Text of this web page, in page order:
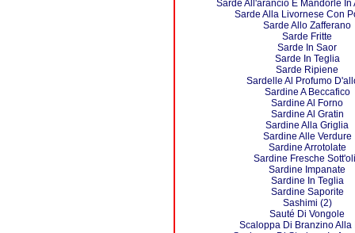
Sarde All'arancio E Mandorle In
Sarde Alla Livornese Con
Sarde Allo Zafferano
Sarde Fritte
Sarde In Saor
Sarde In Teglia
Sarde Ripiene
Sardelle Al Profumo
Sardine A Beccafico
Sardine Al Forno
Sardine Al Gratin
Sardine Alla Griglia
Sardine Alle Verdure
Sardine Arrotolate
Sardine Fresche
Sardine Impanate
Sardine In Teglia
Sardine Saporite
Sashimi (2)
Sauté Di Vongole
Scaloppa Di Branzino Alla